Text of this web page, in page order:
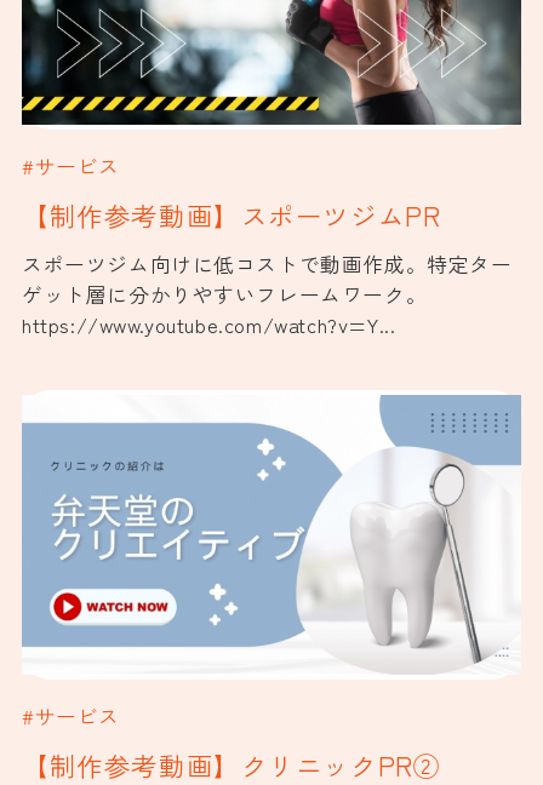
#サービス
【制作参考動画】スポーツジムPR
スポーツジム向けに低コストで動画作成。特定ター
ゲット層に分かりやすいフレームワーク。
https://www.youtube.com/watch?v=Y...
#サービス
【制作参考動画】クリニックPR②